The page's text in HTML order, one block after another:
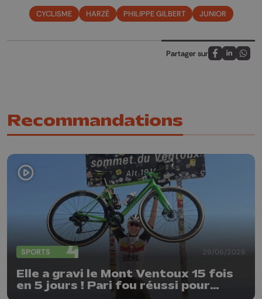
CYCLISME HARZÉ PHILIPPE GILBERT JUNIOR
Partager sur
Partagez sur
Partagez
Recommandations
SPORTS 29/06/2026
Elle a gravi le Mont Ventoux 15 fois
en 5 jours ! Pari fou réussi pour